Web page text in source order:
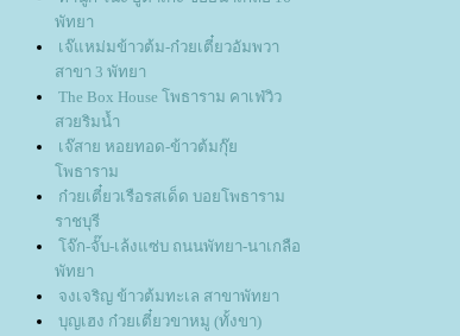
พัทยา
เจ๊แหม่มข้าวต้ม-ก๋วยเตี๋ยวอัมพวา
สาขา 3 พัทยา
The Box House โพธาราม คาเฟ่วิว
สวยริมน้ำ
เจ๊สาย หอยทอด-ข้าวต้มกุ๊
พธาราม
ก๋วยเตี๋ยวเรือรสเด็ด บอยโพธาราม
ราชบุรี
จ๊ก-จั๊บ-เล้งแซ่บ ถนนพัทยา-นาเกลือ
พัทยา
จงเจริญ ข้าวต้มทะเล สาขาพัทยา
บุญเฮง ก๋วยเตี๋ยวขาหมู (ทั้งขา)